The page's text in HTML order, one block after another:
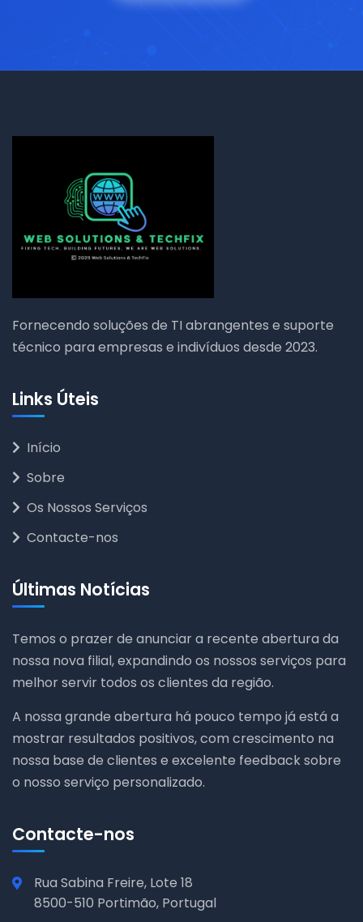
Fornecendo soluções de TI abrangentes e suporte
técnico para empresas e indivíduos desde 2023.
Links Úteis
Início
Sobre
Os Nossos Serviços
Contacte-nos
Últimas Notícias
Temos o prazer de anunciar a recente abertura da
nossa nova filial, expandindo os nossos serviços para
melhor servir todos os clientes da região.
A nossa grande abertura há pouco tempo já está a
mostrar resultados positivos, com crescimento na
nossa base de clientes e excelente feedback sobre
o nosso serviço personalizado.
Contacte-nos
Rua Sabina Freire, Lote 18
8500-510 Portimão, Portugal